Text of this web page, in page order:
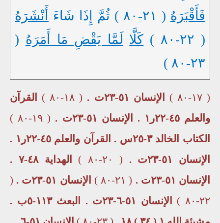
فَأَقْبَرَهُ ( ٢١-٨٠ ) ثُمَّ إِذَا شَاءَ
أَنْشَرَهُ
( ٢٢-٨٠ )
كَلَّا لَمَّا يَقْضِ مَا أَمَرَهُ (
٢٣-٨٠ )
( ١٧-٨٠ ) الإنسان ٥١-٢٣ت . ( ١٨-٨٠ )
القرآن
والعلم ٤٥-٢٢ر١ .
الإنسان ٥١-٢٣ت .
( ١٩-٨٠ )
الكتاب الخالد ٣-٢٥س .
القرآن والعلم ٤٥-٢٢ر١ .
الإنسان ٥١-٢٣ت .
( ٢٠-٨٠ )
الهداية ٤٨-٧ .
الإنسان ٥١-٢٣ت .
( ٢١-٨٠ ) الإنسان ٥١-٢٣ت .
(
٢٢-٨٠ )
الإنسان ٥١-٦-٢٣ت . البعث ١١٣-٥ب .